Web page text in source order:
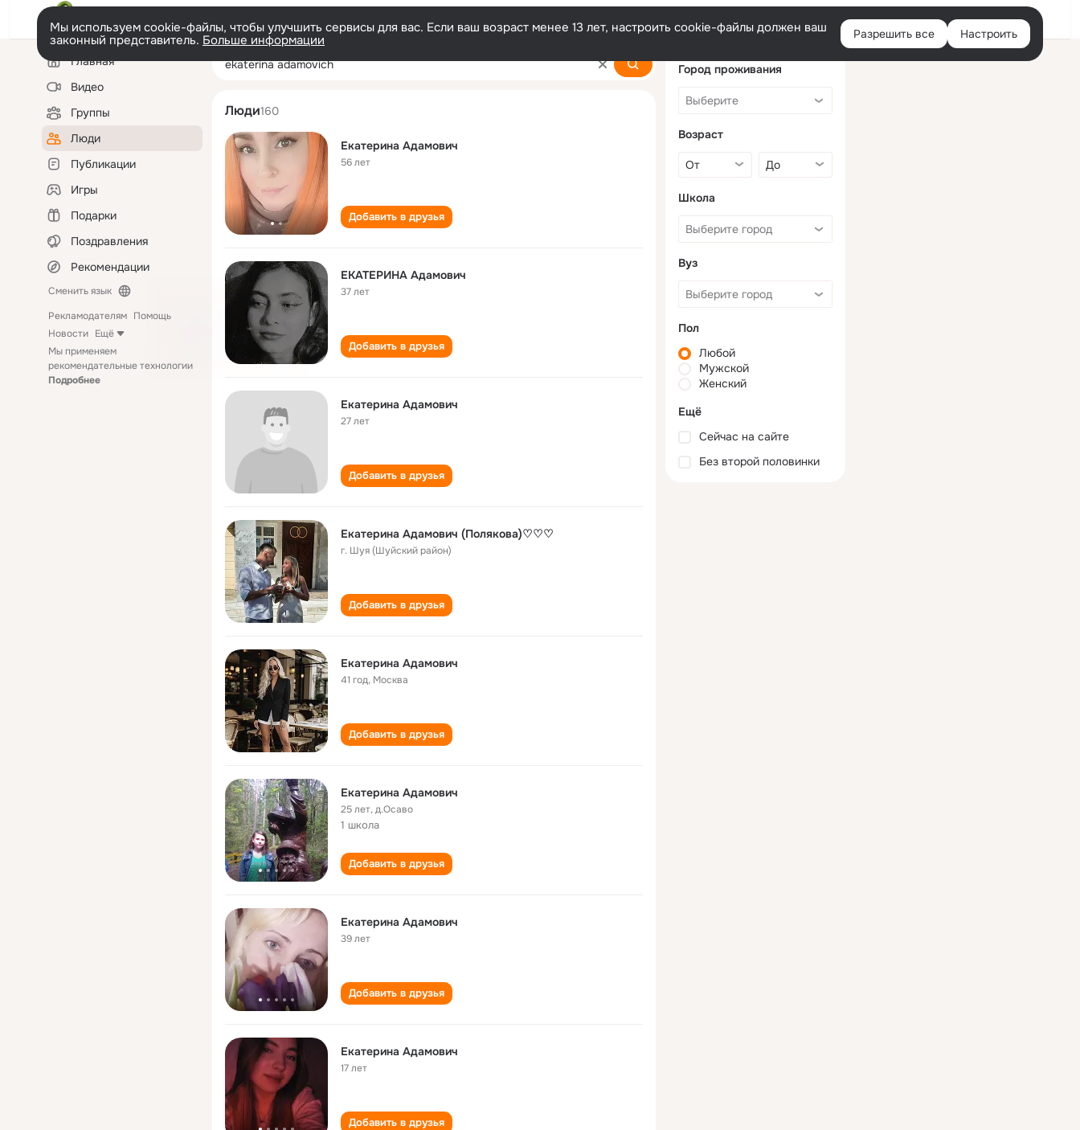
Войти
Мы используем cookie-файлы, чтобы улучшить сервисы для вас. Если ваш возраст менее 13 лет, настроить cookie-файлы должен ваш
законный представитель. Больше информации Разрешить все Настроить
Левая
колонкаГлавная
Видео
Группы
Люди
Публикации
Игры
Подарки
Поздравления
Рекомендации
Сменить язык
Рекламодателям Помощь
Новости Ещё
Мы применяем
рекомендательные технологии
Подробнее
ekaterina adamovich
Люди160
Екатерина Адамович
56 лет
Добавить в друзья
ЕКАТЕРИНА Адамович
37 лет
Добавить в друзья
Екатерина Адамович
27 лет
Добавить в друзья
Екатерина Адамович (Полякова)♡♡♡
г. Шуя (Шуйский район)
Добавить в друзья
Екатерина Адамович
41 год, Москва
Добавить в друзья
Екатерина Адамович
25 лет,д.Осаво
1 школа
Добавить в друзья
Екатерина Адамович
39 лет
Добавить в друзья
Екатерина Адамович
17 лет
Добавить в друзья
Город проживания
Возраст
Школа
Вуз
Пол
Любой
Мужской
Женский
Ещё
Сейчас на сайте
Без второй половинки